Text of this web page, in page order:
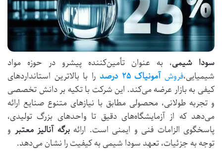
سودا شیمی، به عنوان تأمین‌کننده پیشرو در حوزه مواد
شیمیایی،فروشآمونیاک ۲۵ درصد
را با بالاترین استانداردهای
کیفی به بازار عرضه می‌کند. این شرکت با تکیه بر دانش تخصصی
و تجربه طولانی، محصولی مطابق با نیازهای متنوع صنایع ارائه
می‌دهد که از آزمایشگاه‌های دقیق تا واحدهای بزرگ تولیدی،
پاسخگوی الزامات فنی و ایمنی است. ارائهبرگه آنالیز معتبر و
توجه به جزئیات، تعهد سودا شیمی به کیفیت را نشان می‌دهد.